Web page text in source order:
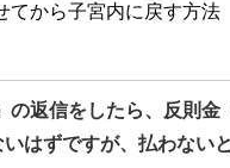
てから子宮内に戻す方法
の返信をしたら、反則
はずですが、払わない